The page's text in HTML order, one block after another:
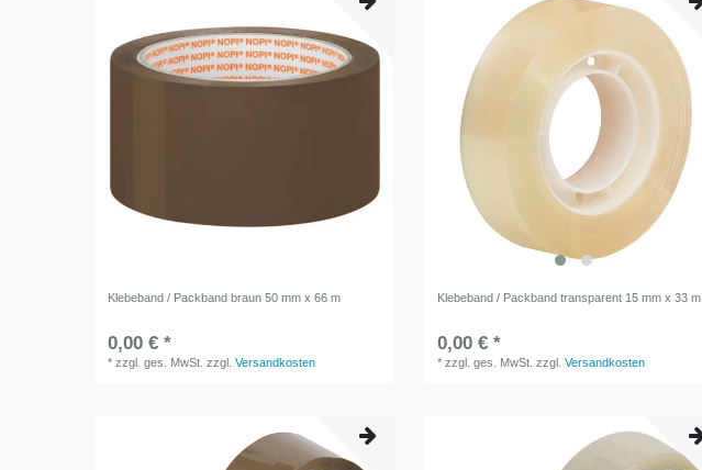
Klebeband / Packband braun 50 mm x 66 m
0,00 € *
*zzgl. ges. MwSt. zzgl.Versandkosten
Klebeband / Packband transparent 15 mm x 33 m
0,00 € *
*zzgl. ges. MwSt. zzgl.Versandkosten